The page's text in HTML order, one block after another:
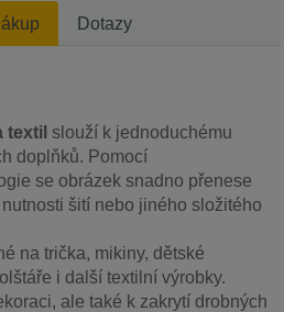
Dotazy
textil slouží k jednoduchému
doplňků. Pomocí
se obrázek snadno přenese
šití nebo jiného složitého
na trička, mikiny, dětské
i další textilní výrobky.
ale také k zakrytí drobných